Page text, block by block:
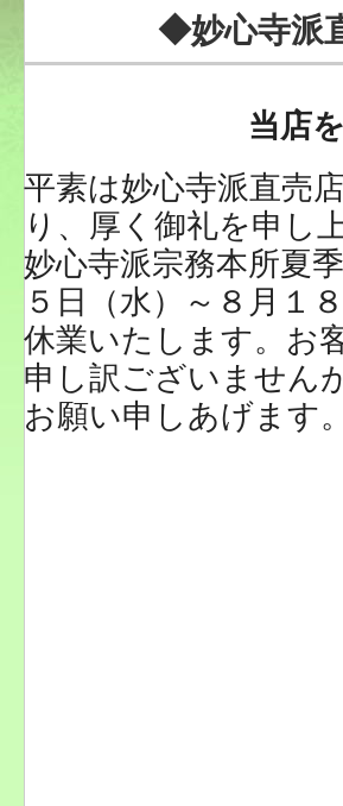
◆妙心寺派
当店
平素は妙心寺派直売
り、厚く御礼を申し
妙心寺派宗務本所夏
５日（水）～８月１
休業いたします。お
申し訳ございません
お願い申しあげます。